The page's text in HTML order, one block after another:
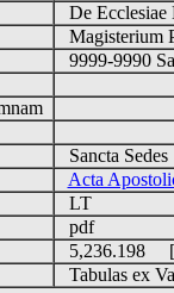
De
Magisterium
9999-9990
Sancta
Acta
LT
pdf
5,236.198
Tabulas ex